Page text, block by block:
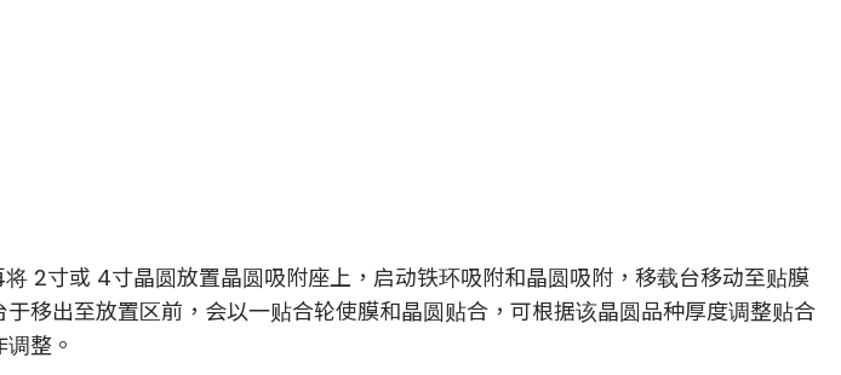
2寸或 4寸晶圆放置晶圆吸附座上，启动铁环吸附和晶圆吸附，移载台移动至贴膜
移出至放置区前，会以一贴合轮使膜和晶圆贴合，可根据该晶圆品种厚度调整贴合
整。